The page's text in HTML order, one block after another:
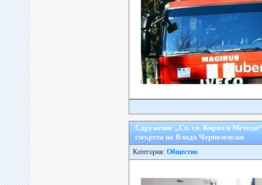
Сдружение „Св. св. Кирил и
смъртта на Владо Черноземски
Категория: Общество